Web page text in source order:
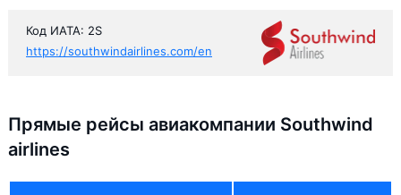
Код ИАТА: 2S
https://southwindairlines.com/en
Прямые рейсы авиакомпании Southwind
airlines